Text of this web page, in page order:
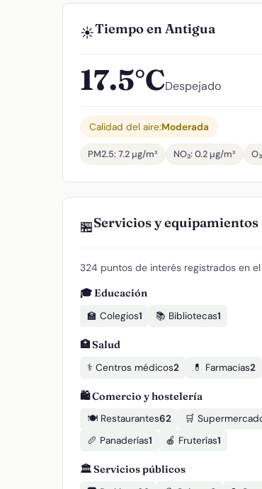
☀️Tiempo en Antigua
17.5°CDespejado
Calidad del aire:Moderada
PM2.5: 7.2 µg/m³ NO₂: 0.2 µg/m³
🏪Servicios y equipamientos
324 puntos de interés registrados en
🎓 Educación
🏫 Colegios1 📚 Bibliotecas1
🏥 Salud
⚕️ Centros médicos2 💊 Farmacias2
🛍️ Comercio y hostelería
🍽️ Restaurantes62 🛒
🥖 Panaderías1 🍎 Fruterías1
🏛️ Servicios públicos